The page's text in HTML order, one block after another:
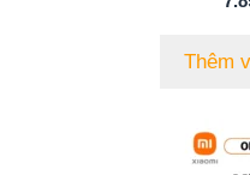
Thêm